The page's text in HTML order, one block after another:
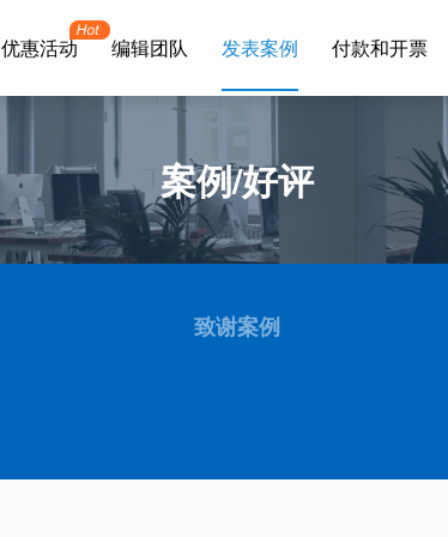
优惠活动 编辑团队 发表案例 付款和开票
案例/好评
致谢案例